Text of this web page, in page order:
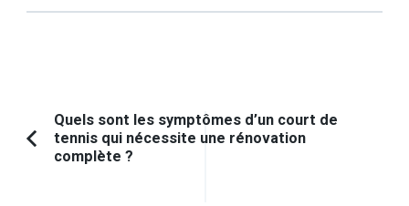
Navigation
d'article
Article
Quels sont les symptômes d’un court de
tennis qui nécessite une rénovation
complète ?